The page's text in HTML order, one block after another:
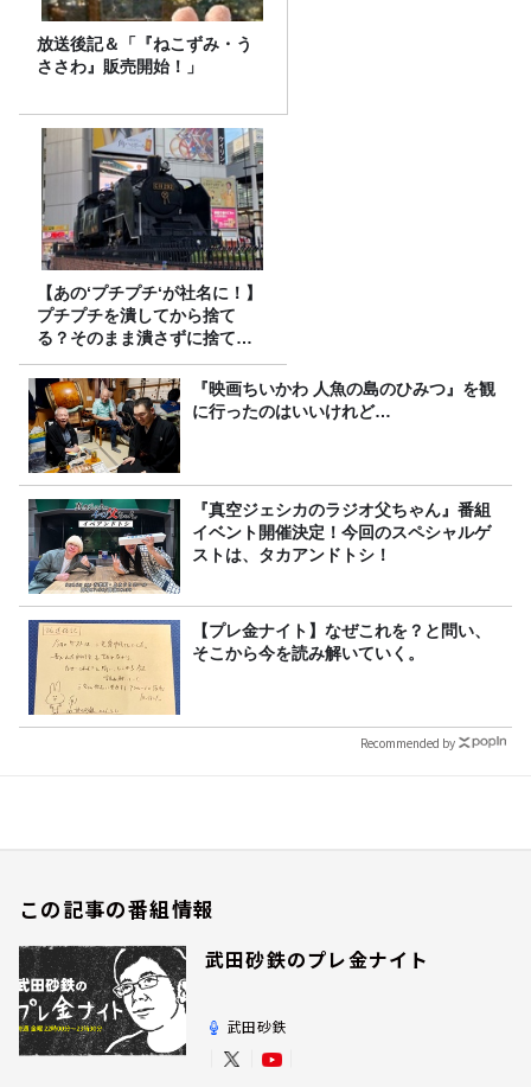
放送後記＆「『ねこずみ・う
ささわ』販売開始！」
【あの‘プチプチ‘が社名に！】
プチプチを潰してから捨て
る？そのまま潰さずに捨て
る？
『映画ちいかわ 人魚の島のひみつ』を観
に行ったのはいいけれど…
『真空ジェシカのラジオ父ちゃん』番組
イベント開催決定！今回のスペシャルゲ
ストは、タカアンドトシ！
【プレ金ナイト】なぜこれを？と問い、
そこから今を読み解いていく。
Recommended by
この記事の番組情報
武田砂鉄のプレ金ナイト
武田砂鉄